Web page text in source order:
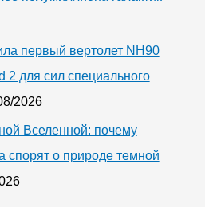
первый вертолет NH90
2 для сил специального
2026
Вселенной: почему
спорят о природе темной